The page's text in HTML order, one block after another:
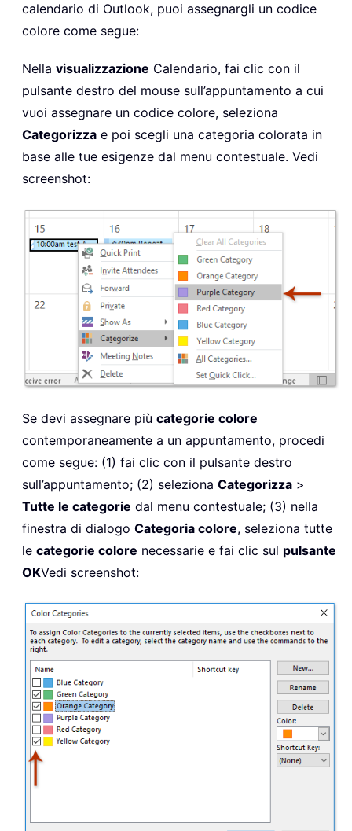
calendario di Outlook, puoi assegnargli un codice
colore come segue:
Nella visualizzazione Calendario, fai clic con il
pulsante destro del mouse sull’appuntamento a cui
vuoi assegnare un codice colore, seleziona
Categorizza e poi scegli una categoria colorata in
base alle tue esigenze dal menu contestuale. Vedi
screenshot:
Se devi assegnare più categorie colore
contemporaneamente a un appuntamento, procedi
come segue: (1) fai clic con il pulsante destro
sull’appuntamento; (2) seleziona Categorizza >
Tutte le categorie dal menu contestuale; (3) nella
finestra di dialogo Categoria colore, seleziona tutte
le categorie colore necessarie e fai clic sul pulsante
OKVedi screenshot: